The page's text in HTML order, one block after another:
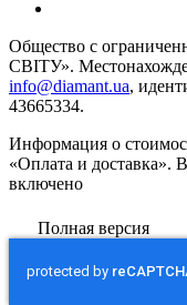
Общество с
СВІТУ».
info@diamant.ua,
43665334.
Информация о
«Оплата и доставка».
включено
Полная версия